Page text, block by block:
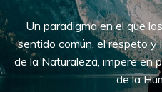
Un paradigma en el que
sentido común, el respeto y
de la Naturaleza, impere en
de la